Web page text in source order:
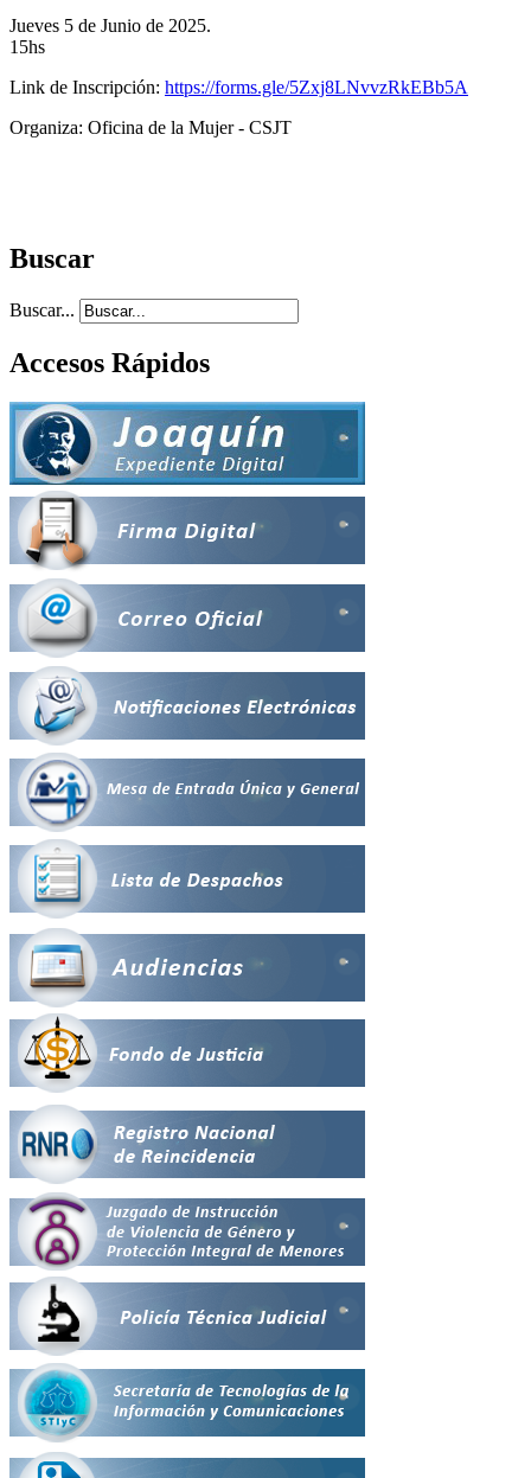
Jueves 5 de Junio de 2025.
15hs
Link de Inscripción: https://forms.gle/5Zxj8LNvvzRkEBb5A
Organiza: Oficina de la Mujer - CSJT
Buscar
Buscar...
Accesos Rápidos